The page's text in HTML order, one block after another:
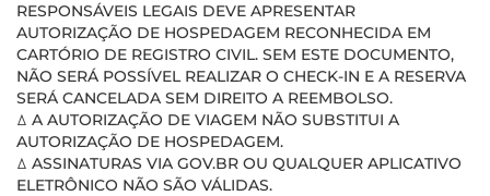
RESPONSÁVEIS LEGAIS DEVE APRESENTAR
AUTORIZAÇÃO DE HOSPEDAGEM RECONHECIDA EM
CARTÓRIO DE REGISTRO CIVIL. SEM ESTE DOCUMENTO,
NÃO SERÁ POSSÍVEL REALIZAR O CHECK-IN E A RESERVA
SERÁ CANCELADA SEM DIREITO A REEMBOLSO.
ꕔ A AUTORIZAÇÃO DE VIAGEM NÃO SUBSTITUI A
AUTORIZAÇÃO DE HOSPEDAGEM.
ꕔ ASSINATURAS VIA GOV.BR OU QUALQUER APLICATIVO
ELETRÔNICO NÃO SÃO VÁLIDAS.